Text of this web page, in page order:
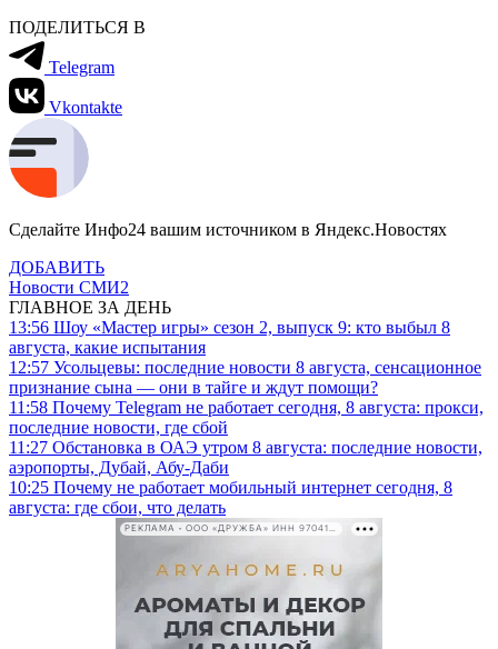
ПОДЕЛИТЬСЯ В
Telegram
Vkontakte
Сделайте Инфо24 вашим источником в Яндекс.Новостях
ДОБАВИТЬ
Новости СМИ2
ГЛАВНОЕ ЗА ДЕНЬ
13:56 Шоу «Мастер игры» сезон 2, выпуск 9: кто выбыл 8
августа, какие испытания
12:57 Усольцевы: последние новости 8 августа, сенсационное
признание сына — они в тайге и ждут помощи?
11:58 Почему Telegram не работает сегодня, 8 августа: прокси,
последние новости, где сбой
11:27 Обстановка в ОАЭ утром 8 августа: последние новости,
аэропорты, Дубай, Абу-Даби
10:25 Почему не работает мобильный интернет сегодня, 8
августа: где сбои, что делать
РЕКЛАМА • ООО «ДРУЖБА» ИНН 9704146411